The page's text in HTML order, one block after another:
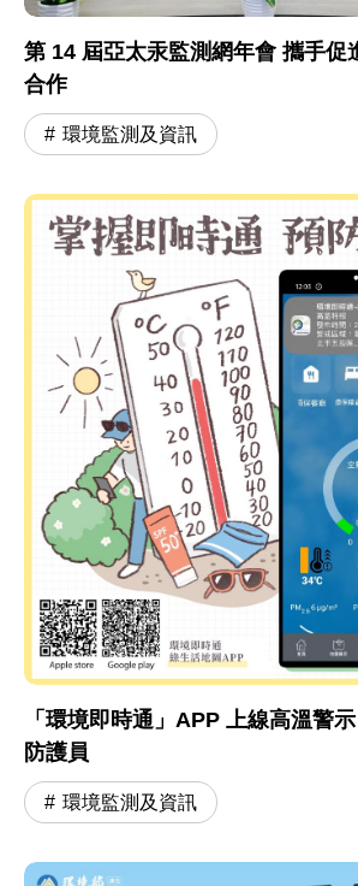
第 14 屆亞太汞監測網年會 攜手促
合作
環境監測及資訊
「環境即時通」APP 上線高溫警
防護員
環境監測及資訊